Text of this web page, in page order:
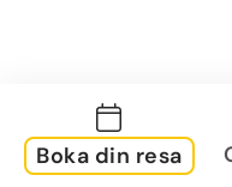
Boka din resa